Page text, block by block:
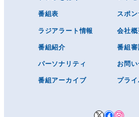
番組表
ラジアラート情報
番組紹介
パーソナリティ
番組アーカイブ
スポ
会社
番組
お問
プラ